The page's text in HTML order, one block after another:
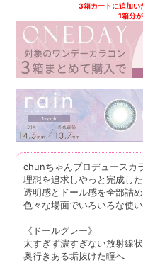
3箱カートに追加い
1箱分
chunちゃんプロデュースカ
理想を追求しやっと完成した
透明感とドール感を全部詰
色々な場面でいろいろな使
《ドールグレー》
太すぎず濃すぎない放射線
奥行きある垢抜けた瞳へ